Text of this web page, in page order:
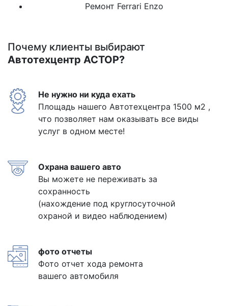
Ремонт Ferrari Enzo
Почему клиенты выбирают
Автотехцентр АСТОР?
Не нужно ни куда ехать
Площадь нашего Автотехцентра 1500 м2 ,
что позволяет нам оказывать все виды
услуг в одном месте!
Охрана вашего авто
Вы можете не переживать за
сохранность
(нахождение под круглосуточной
охраной и видео наблюдением)
фото отчеты
Фото отчет хода ремонта
вашего автомобиля